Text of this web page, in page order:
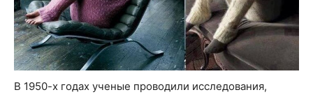
В 1950-х годах ученые проводили исследования,